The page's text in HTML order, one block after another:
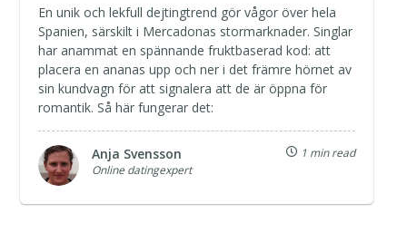
En unik och lekfull dejtingtrend gör vågor över hela
Spanien, särskilt i Mercadonas stormarknader. Singlar
har anammat en spännande fruktbaserad kod: att
placera en ananas upp och ner i det främre hörnet av
sin kundvagn för att signalera att de är öppna för
romantik. Så här fungerar det:
Anja Svensson
Online datingexpert
1 min read